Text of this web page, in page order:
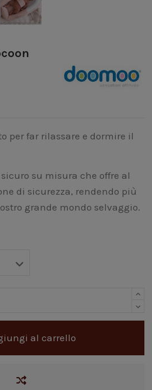
per far rilassare e dormire il
su misura che offre al
di sicurezza, rendendo più
grande mondo selvaggio.
al carrello